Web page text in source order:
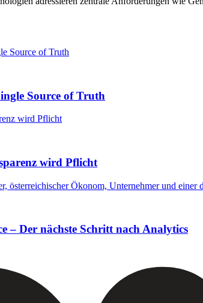
Source of Truth
wird Pflicht
– Der nächste Schritt nach Analytics